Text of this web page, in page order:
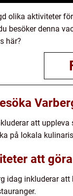
olika aktiviteter
besöker denna
här?
att
på lokala
att
idag inkluderar